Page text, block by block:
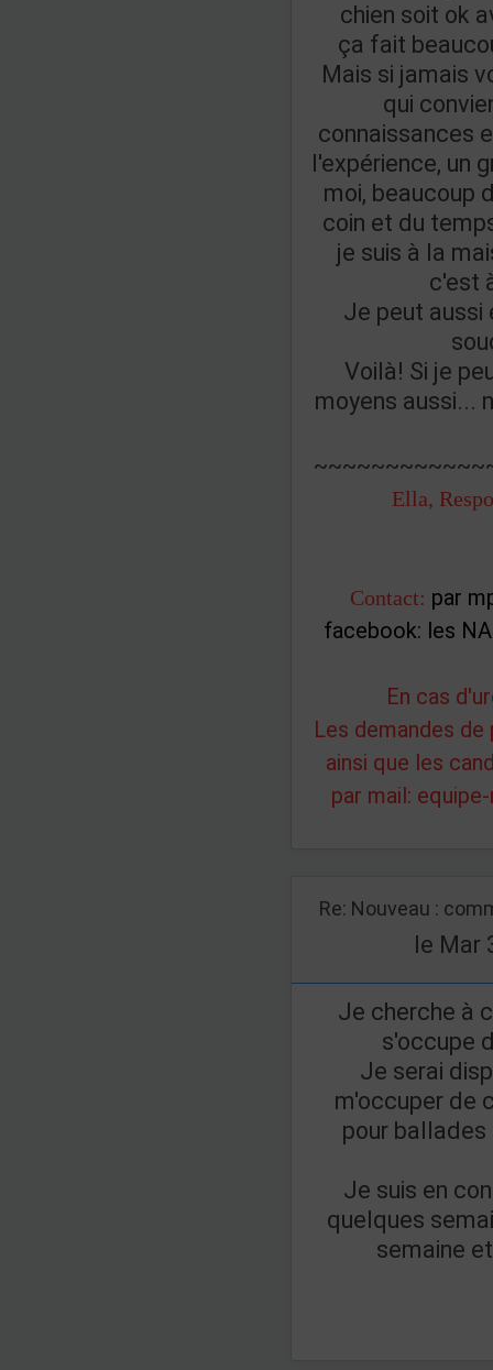
chien soit ok
ça fait
Mais si jamais
qui
connaissances
l'expérience, un
moi, beaucoup
coin et du
je suis à la
c'est
Je peut
Voilà! Si je
moyens aussi...
Ella,
Contact: par
facebook: les
En cas
Les demandes
ainsi que les
par mail:
Re: Nouveau :
le Mar
Je cherche à
s'occupe
Je serai
m'occuper de
pour ballades
Je suis en
quelques
semaine